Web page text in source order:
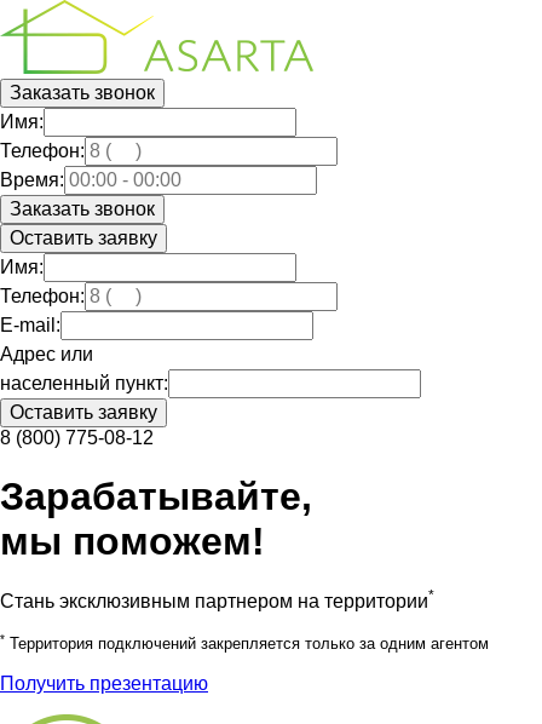
Заказать звонок
Имя:
Телефон:
Время:
Оставить заявку
Имя:
Телефон:
E-mail:
Адрес или
населенный пункт:
8 (800) 775-08-12
Зарабатывайте,
мы поможем!
Стань эксклюзивным партнером на территории*
* Территория подключений закрепляется только за одним агентом
Получить презентацию